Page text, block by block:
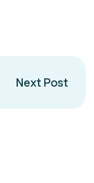
Next Post